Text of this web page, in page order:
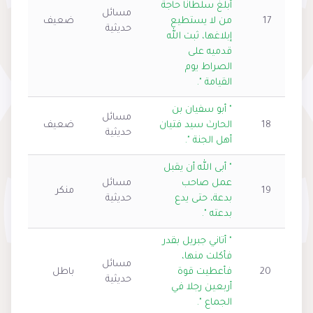
17
أبلغ سلطانا حاجة
من لا يستطيع
إبلاغها، ثبت الله
قدميه على
الصراط يوم
القيامة ".
مسائل
حديثية
ضعيف
18
" أبو سفيان بن
الحارث سيد فتيان
أهل الجنة ".
مسائل
حديثية
ضعيف
19
" أبى الله أن يقبل
عمل صاحب
بدعة، حتى يدع
بدعته ".
مسائل
حديثية
منكر
20
" أتاني جبريل بقدر
فأكلت منها،
فأعطيت قوة
أربعين رجلا في
الجماع ".
مسائل
حديثية
باطل